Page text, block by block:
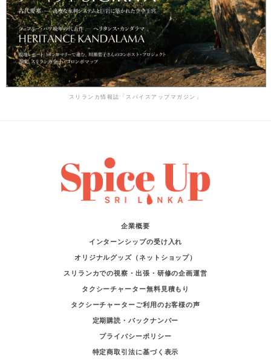
スリランカ情報誌「スパイスアップマガジン」
企業概要
インターンシップの受け入れ
オリジナルグッズ（ネットショップ）
スリランカでの視察・出張・研修の企画運営
タクシーチャーター無料見積もり
タクシーチャーターご利用のお客様の声
定期購読・バックナンバー
プライバシーポリシー
特定商取引法に基づく表示